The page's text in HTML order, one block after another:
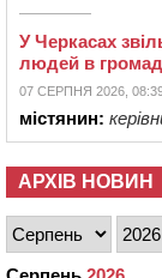
У Черкасах
людей в
07 СЕРПНЯ 2026,
містянин:
АРХІВ НОВИН